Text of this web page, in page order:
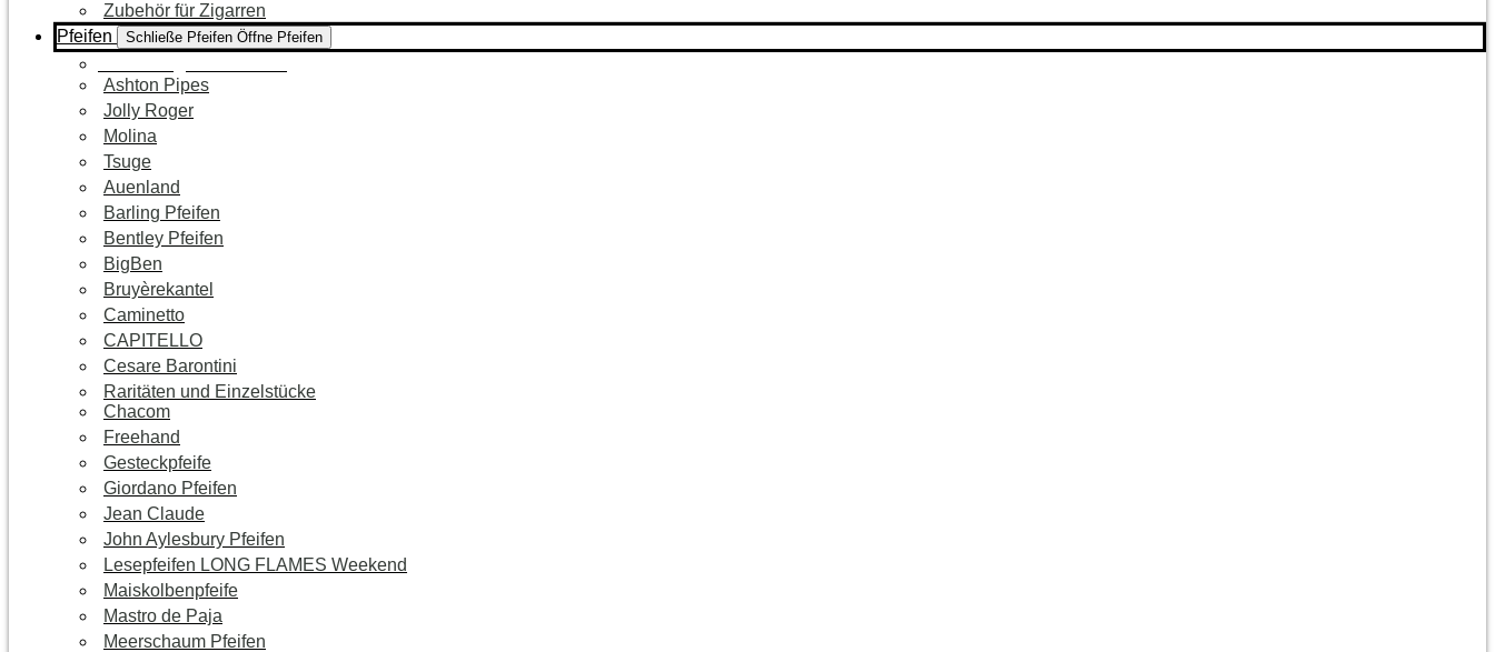
Zubehör für Zigarren
Pfeifen
Schließe Pfeifen Öffne Pfeifen
Ashton Pipes
Jolly Roger
Molina
Tsuge
Auenland
Barling Pfeifen
Bentley Pfeifen
BigBen
Bruyèrekantel
Caminetto
CAPITELLO
Cesare Barontini
Raritäten und Einzelstücke
Chacom
Freehand
Gesteckpfeife
Giordano Pfeifen
Jean Claude
John Aylesbury Pfeifen
Lesepfeifen LONG FLAMES Weekend
Maiskolbenpfeife
Mastro de Paja
Meerschaum Pfeifen